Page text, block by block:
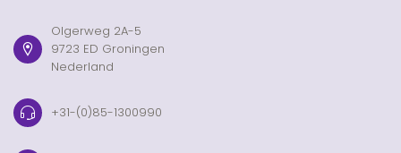
Olgerweg 2A-5
9723 ED Groningen
Nederland
+31-(0)85-1300990